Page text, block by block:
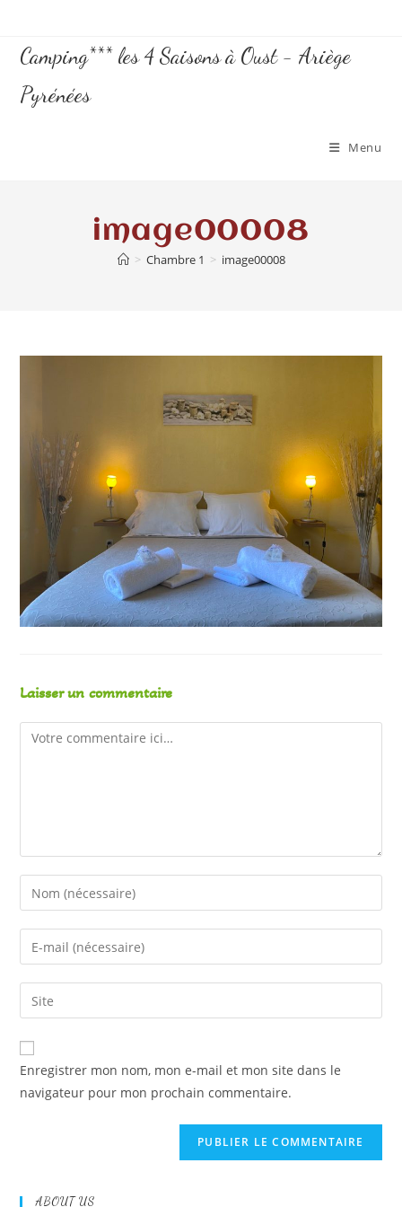
Camping*** les 4 Saisons à Oust - Ariège
Pyrénées
Menu
image00008
> Chambre 1 > image00008
Laisser un commentaire
Enregistrer mon nom, mon e-mail et mon site dans le
navigateur pour mon prochain commentaire.
ABOUT US